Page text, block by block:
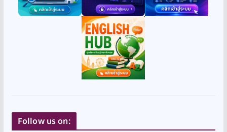
Follow us on: